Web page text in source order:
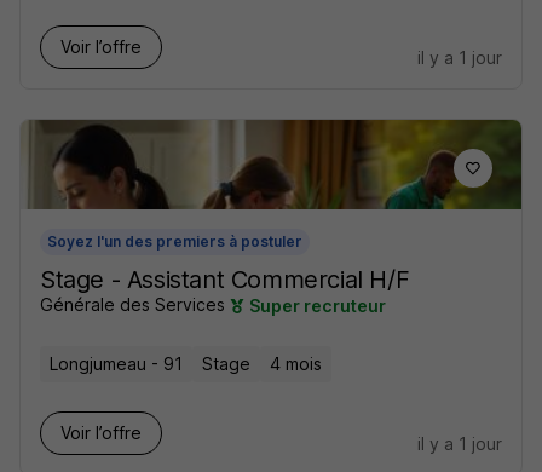
Voir l’offre
il y a 1 jour
Soyez l'un des premiers à postuler
Stage - Assistant Commercial H/F
Générale des Services Super recruteur
Longjumeau - 91 Stage 4 mois
Voir l’offre
il y a 1 jour